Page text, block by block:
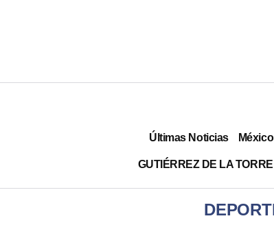
Últimas Noticias México
GUTIÉRREZ DE LA TORRE